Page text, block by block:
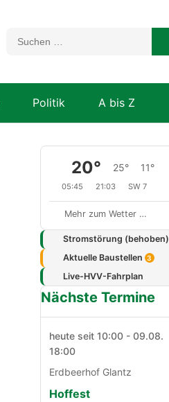
Politik A bis Z
20° 25° 11°
05:45 21:03 SW 7
Mehr zum Wetter …
Stromstörung (behoben)
Aktuelle Baustellen
3
Live-HVV-Fahrplan
Nächste Termine
heute seit 10:00 - 09.08.
18:00
Erdbeerhof Glantz
Hoffest